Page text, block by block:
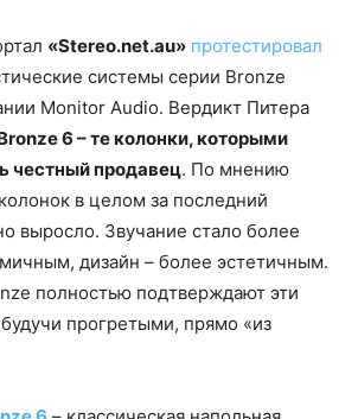
«Stereo.net.au» протестировал
системы серии Bronze
Monitor Audio. Вердикт Питера
6 – те колонки, которыми
честный продавец. По мнению
в целом за последний
выросло. Звучание стало более
дизайн – более эстетичным.
полностью подтверждают эти
прогретыми, прямо «из